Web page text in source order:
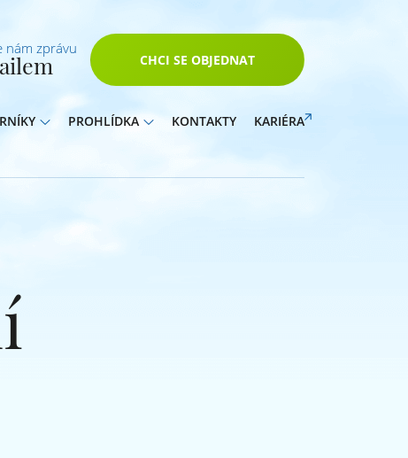
nám zprávu
CHCI SE OBJEDNAT
PROHLÍDKA KONTAKTY KARIÉRA